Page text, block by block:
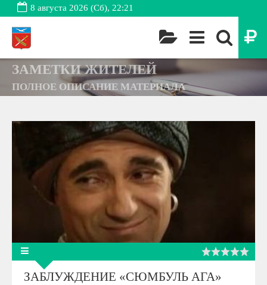
8 августа 2026 (Сб), 22:21
ЗАМЕТКИ ЖИТЕЛЕЙ
ПОЛНОЕ ОПИСАНИЕ МАТЕРИАЛА
ЗАБЛУЖДЕНИЕ «CЮМБУЛЬ АГА»